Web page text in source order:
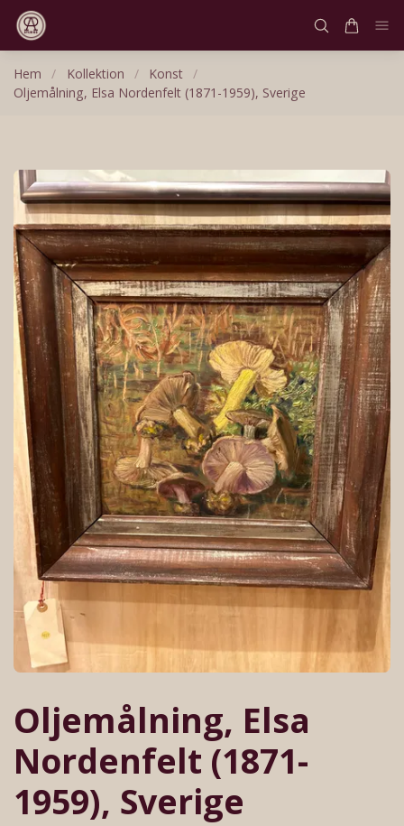
Hem / Kollektion / Konst /
Oljemålning, Elsa Nordenfelt (1871-1959), Sverige
Oljemålning, Elsa
Nordenfelt (1871-
1959), Sverige